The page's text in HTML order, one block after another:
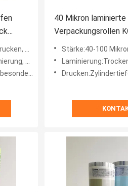
angefertigt
an
40 Mikron laminierte
Verpackungsrollen
OEM-
Stärke:40-100 Mikrometer
Laminierung:Trockene
Drucken:Zylindertiefdruck-